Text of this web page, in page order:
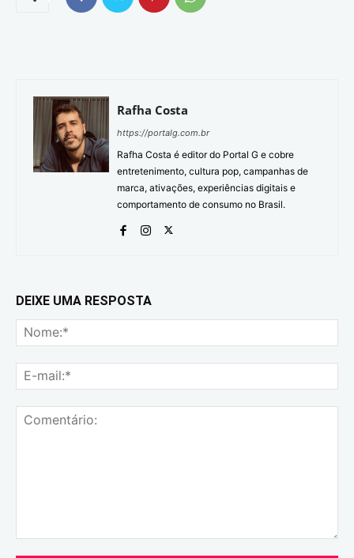
Rafha Costa
https://portalg.com.br
Rafha Costa é editor do Portal G e cobre
entretenimento, cultura pop, campanhas de
marca, ativações, experiências digitais e
comportamento de consumo no Brasil.
DEIXE UMA RESPOSTA